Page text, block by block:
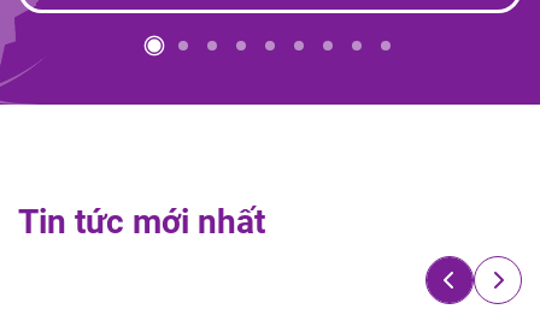
Tin tức mới nhất